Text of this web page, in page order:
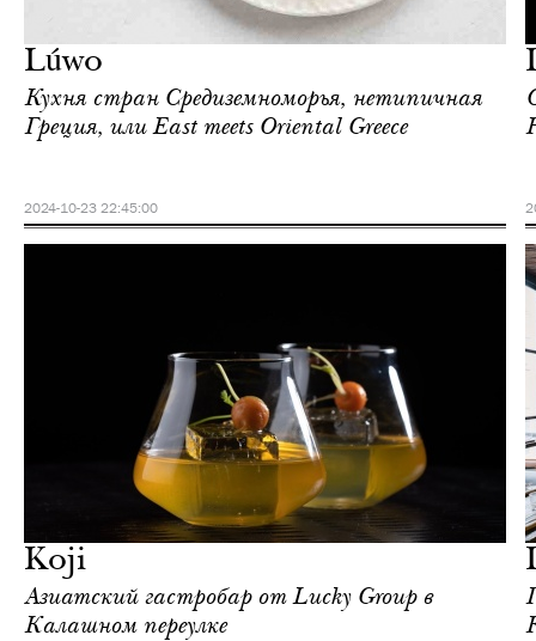
Lúwo
Кухня стран Средиземноморья, нетипичная
Греция, или East meets Oriental Greece
2024-10-23 22:45:00
Koji
Азиатский гастробар от Lucky Group в
Калашном переулке